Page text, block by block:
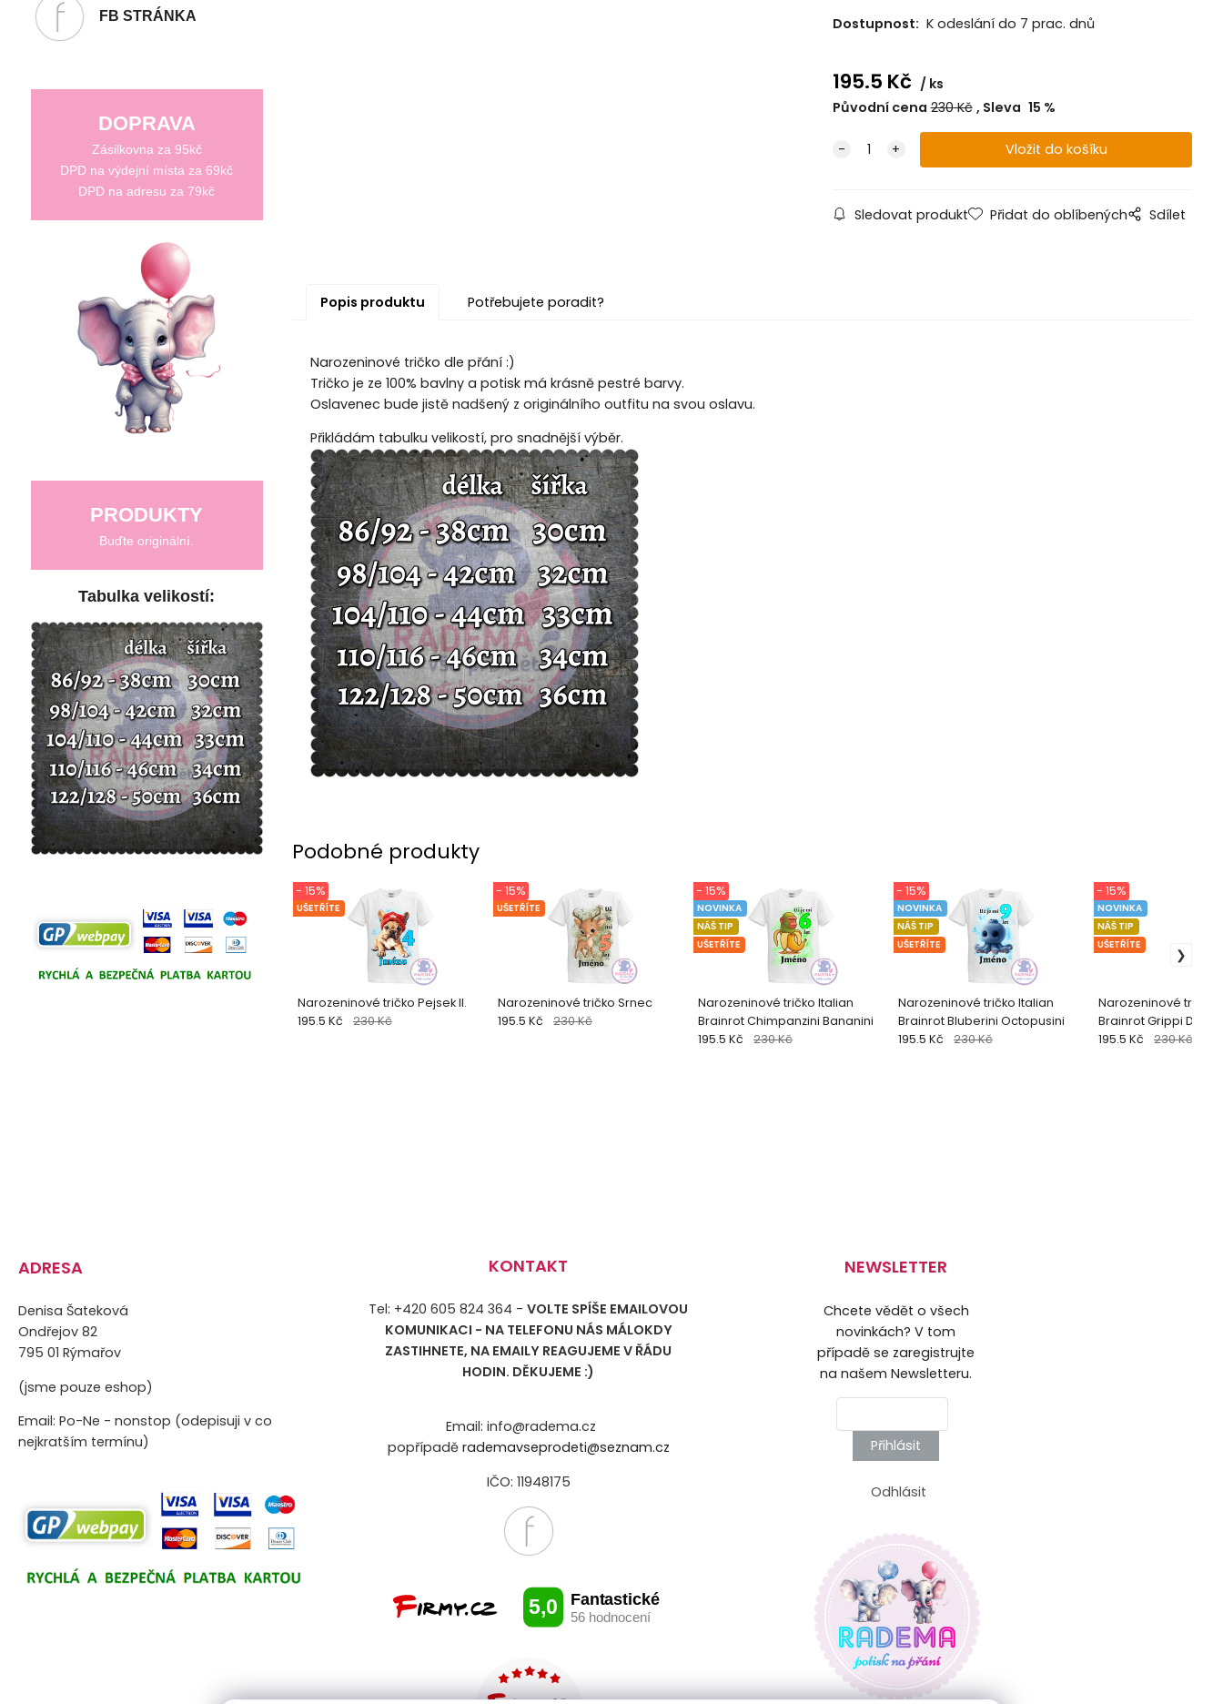
FB STRÁNKA
DOPRAVA
Zásilkovna za 95kč
DPD na výdejní místa za 69kč
DPD na adresu za 79kč
PRODUKTY
Buďte originální.
Tabulka velikostí:
Dostupnost: K odeslání do 7 prac. dnů
195.5 Kč
ks
Původní cena 230Kč Sleva 15 %
Sledovat produkt Přidat do oblíbených Sdílet
Popis produktu Potřebujete poradit?
Narozeninové tričko dle přání :)
Tričko je ze 100% bavlny a potisk má krásně pestré barvy.
Oslavenec bude jistě nadšený z originálního outfitu na svou oslavu.
Přikládám tabulku velikostí, pro snadnější výběr.
Podobné produkty
Narozeninové tričko Pejsek II.
UŠETŘÍTE
- 15%
195.5 Kč 230 Kč
Narozeninové tričko Srnec
UŠETŘÍTE
- 15%
195.5 Kč 230 Kč
Narozeninové tričko Italian
Brainrot Chimpanzini Bananini
NOVINKA
NÁŠ TIP
UŠETŘÍTE
- 15%
195.5 Kč 230 Kč
Narozeninové tričko Italian
Brainrot Bluberini Octopusini
NOVINKA
NÁŠ TIP
UŠETŘÍTE
- 15%
195.5 Kč 230 Kč
Narozeninové tričko
Brainrot Grippi
NOVINKA
NÁŠ TIP
UŠETŘÍTE
- 15%
195.5 Kč 230 Kč
ADRESA
Denisa Šateková
Ondřejov 82
795 01 Rýmařov
(jsme pouze eshop)
Email: Po-Ne - nonstop (odepisuji v co
nejkratším termínu)
KONTAKT
Tel: +420 605 824 364 -VOLTE SPÍŠE EMAILOVOU
KOMUNIKACI - NA TELEFONU NÁS MÁLOKDY
ZASTIHNETE, NA EMAILY REAGUJEME V ŘÁDU
HODIN. DĚKUJEME :)
Email: info@radema.cz
popřípadě rademavseprodeti@seznam.cz
IČO: 11948175
NEWSLETTER
Chcete vědět o všech
novinkách? V tom
případě se zaregistrujte
na našem Newsletteru.
Přihlásit
Odhlásit